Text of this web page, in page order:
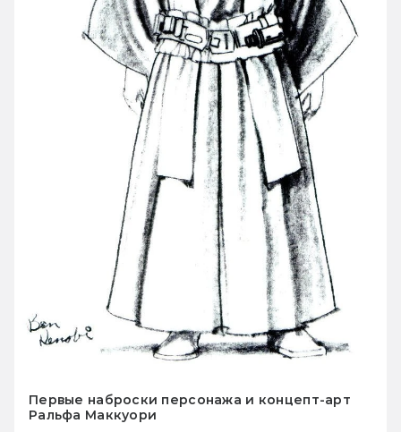
Первые наброски персонажа и концепт-арт
Ральфа Маккуори